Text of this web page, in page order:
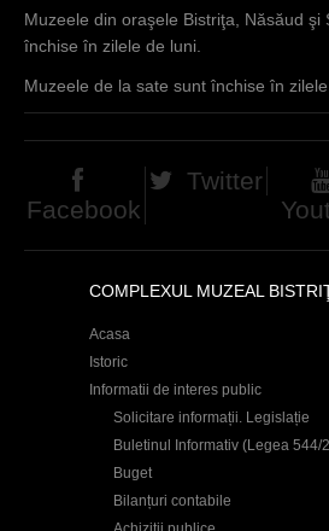
Muzeele din oraşele Bistriţa, Năsăud şi
închise în zilele de luni.
Muzeele de la sate sunt închise în
Facebook
Twitter
COMPLEXUL MUZEAL
Acasa
Istoric
Informatii de interes public
Solicitare informații. Legislație
Buletinul Informativ (Legea 544/
Buget
Bilanțuri contabile